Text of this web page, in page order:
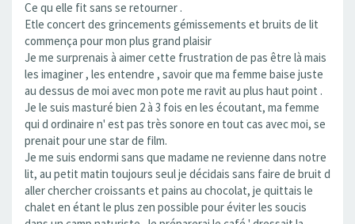
Ce qu elle fit sans se retourner .
Etle concert des grincements gémissements et bruits de lit
commença pour mon plus grand plaisir
Je me surprenais à aimer cette frustration de pas être là mais
les imaginer , les entendre , savoir que ma femme baise juste
au dessus de moi avec mon pote me ravit au plus haut point .
Je le suis masturé bien 2 à 3 fois en les écoutant, ma femme
qui d ordinaire n' est pas très sonore en tout cas avec moi, se
prenait pour une star de film.
Je me suis endormi sans que madame ne revienne dans notre
lit, au petit matin toujours seul je décidais sans faire de bruit d
aller chercher croissants et pains au chocolat, je quittais le
chalet en étant le plus zen possible pour éviter les soucis